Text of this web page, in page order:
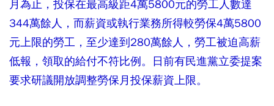
月為止，投保在最高級距4萬5800元的勞工人數達
344萬餘人，而薪資或執行業務所得較勞保4萬5800
元上限的勞工，至少達到280萬餘人，勞工被迫高薪
低報，領取的給付不符比例。日前有民進黨立委提案
要求研議開放調整勞保月投保薪資上限。